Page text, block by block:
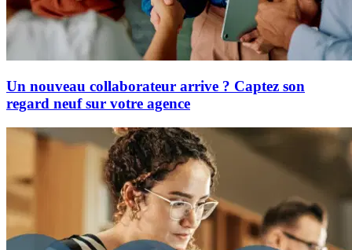
Un nouveau collaborateur arrive ? Captez son
regard neuf sur votre agence